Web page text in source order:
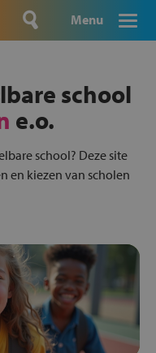
Menu
school
e.o.
school? Deze site
en kiezen van scholen